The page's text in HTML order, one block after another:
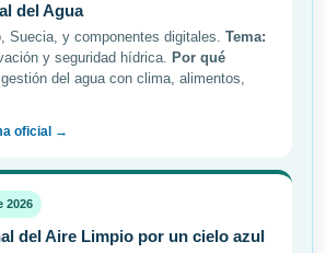
del Agua
Suecia, y componentes digitales. Tema:
y seguridad hídrica. Por qué
del agua con clima, alimentos,
oficial →
2026
del Aire Limpio por un cielo azul